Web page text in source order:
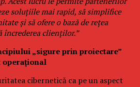
soluțiile mai rapid, să simplifice
și să ofere o bază de rețea
încrederea clienților.”
„sigure prin proiectare”
operațional
cibernetică ca pe un aspect